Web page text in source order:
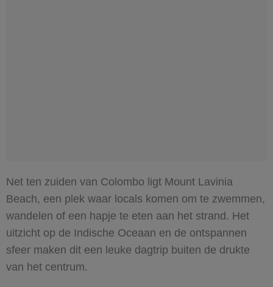
Net ten zuiden van Colombo ligt Mount Lavinia
Beach, een plek waar locals komen om te zwemmen,
wandelen of een hapje te eten aan het strand. Het
uitzicht op de Indische Oceaan en de ontspannen
sfeer maken dit een leuke dagtrip buiten de drukte
van het centrum.